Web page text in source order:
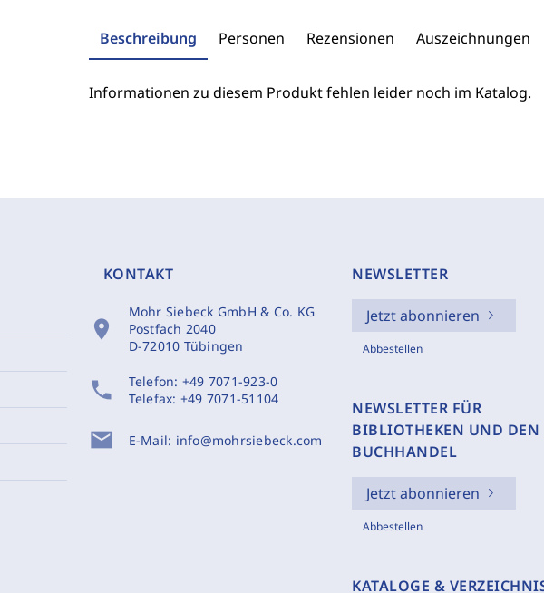
Beschreibung Personen Rezensionen Auszeichnungen
Informationen zu diesem Produkt fehlen leider noch im Katalog.
KONTAKT
location_on
Mohr Siebeck GmbH & Co. KG
Postfach 2040
D-72010 Tübingen
phone Telefon: +49 7071-923-0
Telefax: +49 7071-51104
mail E-Mail: info@mohrsiebeck.com
NEWSLETTER
Jetzt abonnieren
Abbestellen
NEWSLETTER FÜR
BIBLIOTHEKEN UND DEN
BUCHHANDEL
Jetzt abonnieren
Abbestellen
KATALOGE &